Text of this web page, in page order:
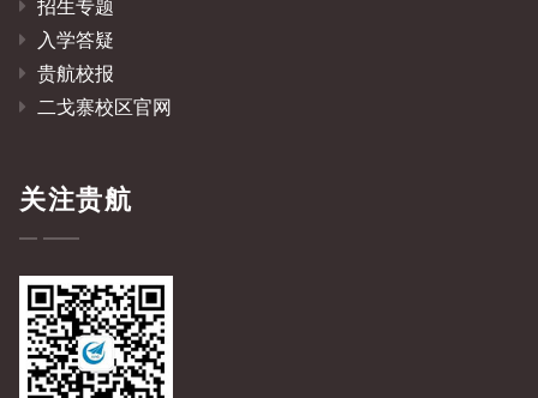
招生专题
入学答疑
贵航校报
二戈寨校区官网
关注贵航